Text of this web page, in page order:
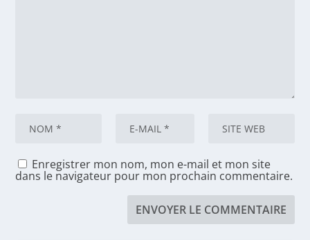
Enregistrer mon nom, mon e-mail et mon site
dans le navigateur pour mon prochain commentaire.